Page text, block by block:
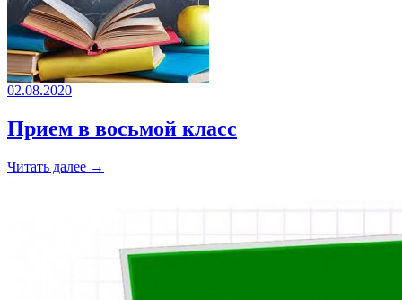
02.08.2020
Прием в восьмой класс
Читать далее →